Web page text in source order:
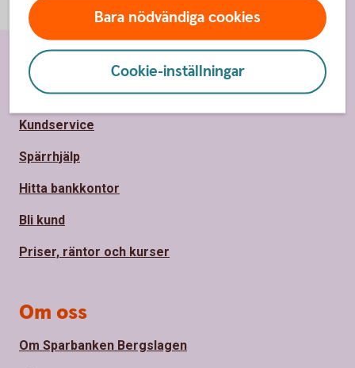
Bara nödvändiga cookies
Cookie-inställningar
Sidfot
Hitta snabbt
Kundservice
Spärrhjälp
Hitta bankkontor
Bli kund
Priser, räntor och kurser
Om oss
Om Sparbanken Bergslagen